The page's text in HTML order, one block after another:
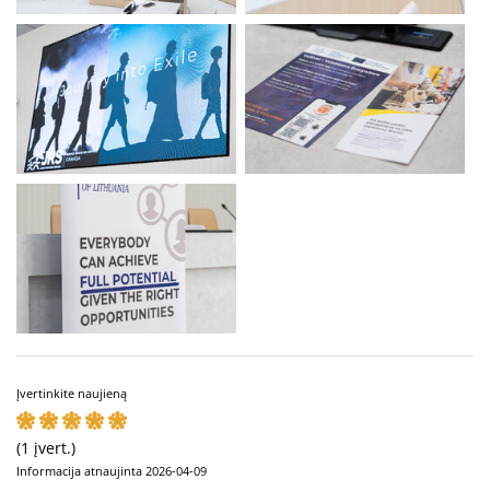
Įvertinkite naujieną
(1 įvert.)
Informacija atnaujinta 2026-04-09